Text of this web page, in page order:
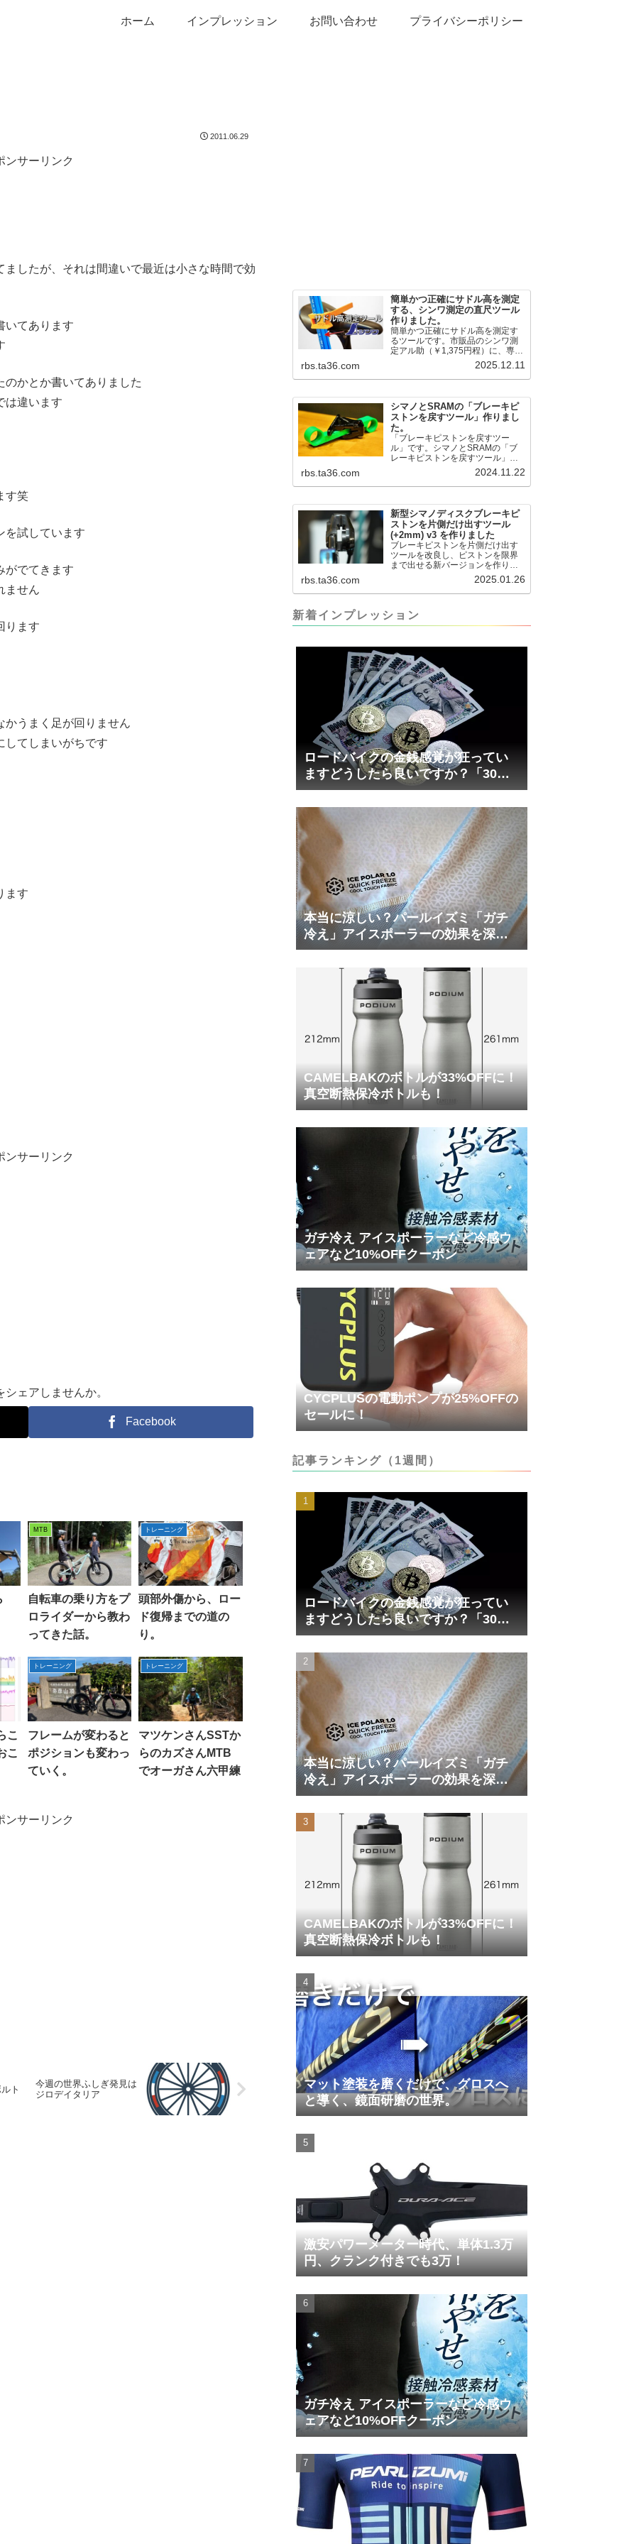
ホーム インプレッション お問い合わせ プライバシーポリシー
2011.06.29
ンサーリンク
したが、それは間違いで最近は小さな時間で効
いてあります
のかとか書いてありました
は違います
す笑
を試しています
がでてきます
ません
ります
かうまく足が回りません
してしまいがちです
ます
ンサーリンク
シェアしませんか。
Facebook
MTB
自転車の乗り方をプ
ロライダーから教わ
ってきた話。
トレーニング
頭部外傷から、ロー
ド復帰までの道の
り。
こ
こ
トレーニング
フレームが変わると
ポジションも変わっ
ていく。
トレーニング
マツケンさんSSTか
らのカズさんMTB
でオーガさん六甲練
ンサーリンク
ト
今週の世界ふしぎ発見は
ジロデイタリア
簡単かつ正確にサドル高を測定
する、シンワ測定の直尺ツール
作りました。
簡単かつ正確にサドル高を測定す
るツールです。市販品のシンワ測
定アル助（￥1,375円程）に、専用
のサドル高測定ツールを取り付け
て使用します。これまで以上に、
サドル高を容易に測定できるよう
Sokutei) アルミ直尺 アル助 1m ホ
ワイト 65445posted at 2025.12.12
シンワ測定(Shinwa Sokutei)
￥1,375Amazon.c...
rbs.ta36.com 2025.12.11
シマノとSRAMの「ブレーキピ
ストンを戻すツール」作りまし
た。
「ブレーキピストンを戻すツー
ル」です。シマノとSRAMの「ブ
レーキピストンを戻すツール」作
りました。出したからには、戻す
必要が。。。でも、タイヤレバー
や六角レンチはつかってはダメだ
戻すツール」
pic.twitter.com/jiwVmCb32N— IT技
術者ロードバイク (@FJT_TKS)
November 22, 2024何ができるの
かというと、出ているピス...
rbs.ta36.com 2024.11.22
新型シマノディスクブレーキピ
ストンを片側だけ出すツール
(+2mm) v3 を作りました
ブレーキピストンを片側だけ出す
ツールを改良し、ピストンを限界
まで出せる新バージョンを作りま
した。前作よりも+2.18mm出せる
ようになりました。寸法設計に関
しては、数パターンを作って、オ
も安全な寸法設計に落ち着いてい
ます。ピストン出しチキンレース
れしましたが、ギリギリまで攻め
てますのでピストン内部の汚れを
さらに掃除できると思います。前
作の...
rbs.ta36.com 2025.01.26
新着インプレッション
ロードバイクの金銭感覚が狂ってい
ますどうしたら良いですか？「30万
円は安い」の正体
本当に涼しい？パールイズミ「ガチ
冷え」アイスポーラーの効果を深部
体温計COREで測ってみた
CAMELBAKのボトルが33%OFFに！
真空断熱保冷ボトルも！
ガチ冷え アイスポーラーなど冷感ウ
ェアなど10%OFFクーポン
CYCPLUSの電動ポンプが25%OFFの
セールに！
記事ランキング（1週間）
ロードバイクの金銭感覚が狂ってい
ますどうしたら良いですか？「30万
円は安い」の正体
本当に涼しい？パールイズミ「ガチ
冷え」アイスポーラーの効果を深部
体温計COREで測ってみた
CAMELBAKのボトルが33%OFFに！
真空断熱保冷ボトルも！
マット塗装を磨くだけで、グロスへ
と導く、鏡面研磨の世界。
激安パワーメーター時代、単体1.3万
円、クランク付きでも3万！
ガチ冷え アイスポーラーなど冷感ウ
ェアなど10%OFFクーポン